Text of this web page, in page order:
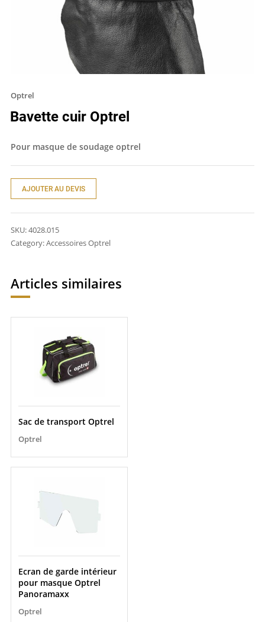
Optrel
Bavette cuir Optrel
Pour masque de soudage optrel
AJOUTER AU DEVIS
SKU:4028.015
Category:Accessoires Optrel
Articles similaires
Sac de transport Optrel
Optrel
Ecran de garde intérieur
pour masque Optrel
Panoramaxx
Optrel